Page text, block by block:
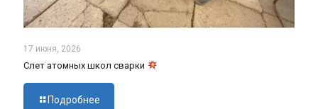
17 июня, 2026
Слет атомных школ сварки
Подробнее